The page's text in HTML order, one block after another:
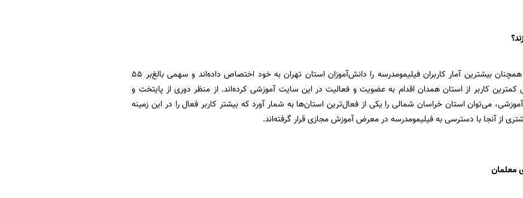
براساس آمار رسمی، همچنان بیشترین آمار کاربران فیلیمومدرسه را دانش‌آموزان استان تهران به خود اختصاص داده‌اند و سهمی بالغ‌بر ۵۵
کمترین کاربر از استان همدان اقدام به عضویت و فعالیت در این سایت آموزشی کرده‌اند. از منظر دوری از پایتخت و
می‌توان استان خراسان شمالی را یکی از فعال‌ترین استان‌ها به شمار آورد که بیشتر کاربر فعال را در این زمینه
از آنجا با دسترسی به فیلیمومدرسه در معرض آموزش مجازی قرار گرفته‌اند.
معلمان